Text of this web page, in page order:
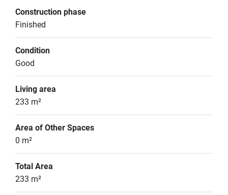
Construction phase
Finished
Condition
Good
Living area
233 m²
Area of Other Spaces
0 m²
Total Area
233 m²